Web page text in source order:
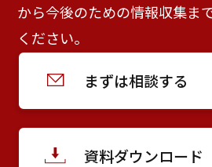
から今後のための情報収集ま
ください。
まずは相談する
資料ダウンロード